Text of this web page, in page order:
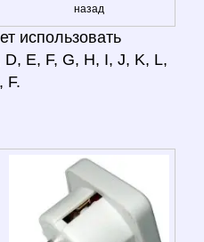
назад
использовать
E, F, G, H, I, J, K, L,
F.